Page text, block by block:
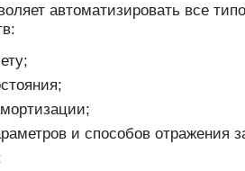
автоматизировать все
и способов отражения